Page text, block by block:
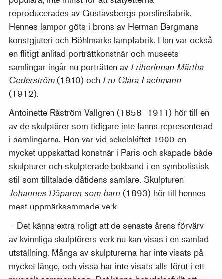
reproducerades av Gustavsbergs porslinsfabrik.
Hennes lampor göts i brons av Herman Bergmans
konstgjuteri och Böhlmarks lampfabrik. Hon var också
en flitigt anlitad porträttkonstnär och museets
samlingar ingår nu porträtten av Friherinnan Märtha
Cederström (1910) och Fru Clara Lachmann
(1912).
Antoinette Råström Vallgren (1858–1911) hör till en
av de skulptörer som tidigare inte fanns representerad
i samlingarna. Hon var vid sekelskiftet 1900 en
mycket uppskattad konstnär i Paris och skapade både
skulpturer och skulpterade bokband i en symbolistisk
stil som tilltalade dåtidens samlare. Skulpturen
Johannes Döparen som barn (1893) hör till hennes
mest uppmärksammade verk.
– Det känns extra roligt att de senaste årens förvärv
av kvinnliga skulptörers verk nu kan visas i en samlad
utställning. Många av skulpturerna har inte visats på
mycket länge, och vissa har inte visats alls förut i ett